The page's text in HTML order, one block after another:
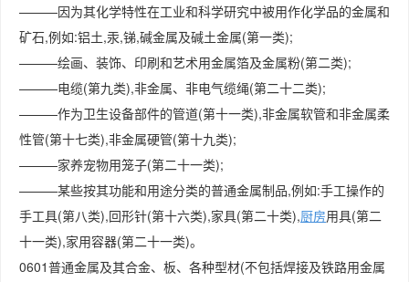
———因为其化学特性在工业和科学研究中被用作化学品的金属和
矿石,例如:铝土,汞,锑,碱金属及碱土金属(第一类);
———绘画、装饰、印刷和艺术用金属箔及金属粉(第二类);
———电缆(第九类),非金属、非电气缆绳(第二十二类);
———作为卫生设备部件的管道(第十一类),非金属软管和非金属柔
性管(第十七类),非金属硬管(第十九类);
———家养宠物用笼子(第二十一类);
———某些按其功能和用途分类的普通金属制品,例如:手工操作的
手工具(第八类),回形针(第十六类),家具(第二十类),厨房用具(第二
十一类),家用容器(第二十一类)。
0601普通金属及其合金、板、各种型材(不包括焊接及铁路用金属